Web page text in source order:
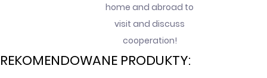
home and abroad to
visit and discuss
cooperation!
REKOMENDOWANE PRODUKTY: